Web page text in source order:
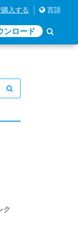
購入する 言語
ンロード
ク